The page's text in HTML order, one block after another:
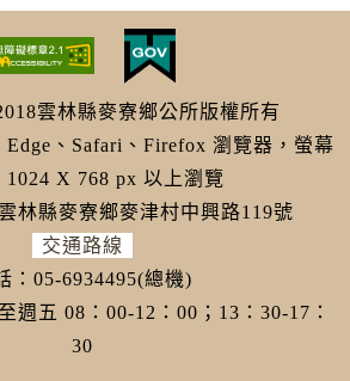
雲林縣麥寮鄉公所版權所有
Edge、Safari、Firefox 瀏覽器，螢幕
1024 X 768 px 以上瀏覽
林縣麥寮鄉麥津村中興路119號
交通路線
：05-6934495(總機)
週五 08：00-12：00；13：30-17：
30